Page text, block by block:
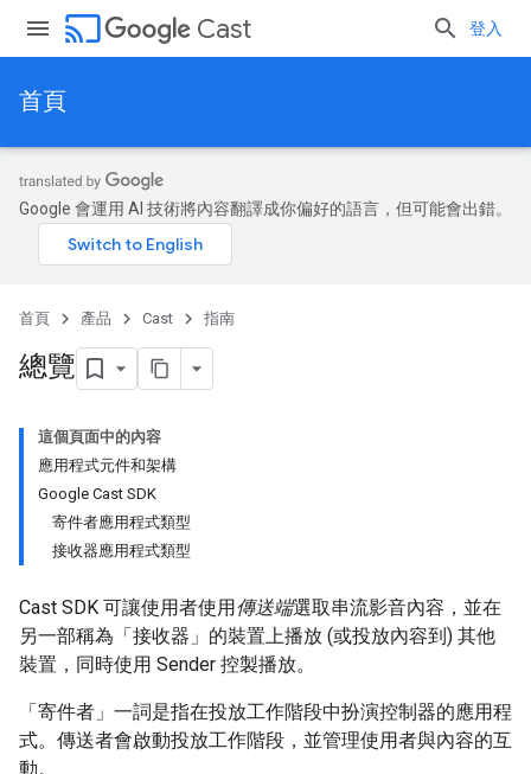
cast Cast 登入
首頁
Google 會運用 AI 技術將內容翻譯成你偏好的語言，但可能會出錯。
首頁 產品 Cast 指南
總覽
這個頁面中的內容
應用程式元件和架構
Google Cast SDK
寄件者應用程式類型
接收器應用程式類型
Cast SDK 可讓使用者使用傳送端選取串流影音內容，並在
另一部稱為「接收器」 的裝置上播放 (或投放內容到) 其他
裝置，同時使用 Sender 控製播放。
「寄件者」 一詞是指在投放工作階段中扮演控制器的應用程
式。傳送者會啟動投放工作階段，並管理使用者與內容的互
動。